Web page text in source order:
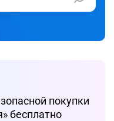
покупки
бесплатно